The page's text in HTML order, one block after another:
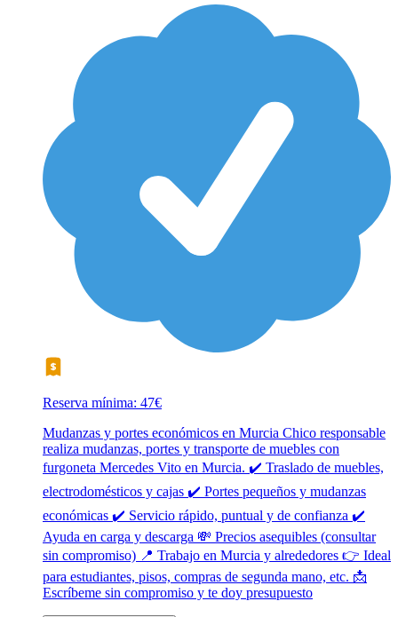
Reserva mínima: 47€
Mudanzas y portes económicos en Murcia Chico responsable
realiza mudanzas, portes y transporte de muebles con
furgoneta Mercedes Vito en Murcia. ✔️ Traslado de muebles,
electrodomésticos y cajas ✔️ Portes pequeños y mudanzas
económicas ✔️ Servicio rápido, puntual y de confianza ✔️
Ayuda en carga y descarga 💸 Precios asequibles (consultar
sin compromiso) 📍 Trabajo en Murcia y alrededores 👉 Ideal
para estudiantes, pisos, compras de segunda mano, etc. 📩
Escríbeme sin compromiso y te doy presupuesto